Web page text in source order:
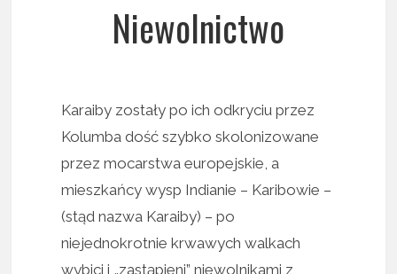
Niewolnictwo
Karaiby zostały po ich odkryciu przez
Kolumba dość szybko skolonizowane
przez mocarstwa europejskie, a
mieszkańcy wysp Indianie – Karibowie –
(stąd nazwa Karaiby) – po
niejednokrotnie krwawych walkach
wybici i „zastąpieni” niewolnikami z